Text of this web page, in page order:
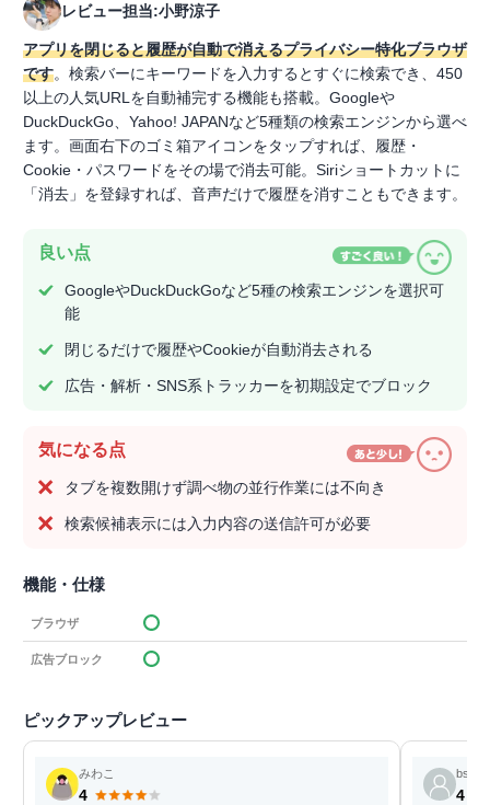
レビュー担当:小野涼子
アプリを閉じると履歴が自動で消えるプライバシー特化ブラウザ
です。検索バーにキーワードを入力するとすぐに検索でき、450
以上の人気URLを自動補完する機能も搭載。Googleや
DuckDuckGo、Yahoo! JAPANなど5種類の検索エンジンから選べ
ます。画面右下のゴミ箱アイコンをタップすれば、履歴・
Cookie・パスワードをその場で消去可能。Siriショートカットに
「消去」を登録すれば、音声だけで履歴を消すこともできます。
良い点
GoogleやDuckDuckGoなど5種の検索エンジンを選択可
能
閉じるだけで履歴やCookieが自動消去される
広告・解析・SNS系トラッカーを初期設定でブロック
気になる点
タブを複数開けず調べ物の並行作業には不向き
検索候補表示には入力内容の送信許可が必要
機能・仕様
ブラウザ
広告ブロック
ピックアップレビュー
みわこ
4
bsc
4